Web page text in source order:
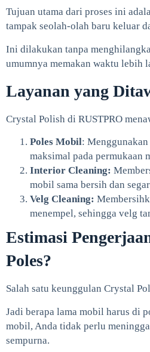
Tujuan utama dari proses ini
tampak seolah-olah baru keluar
Ini dilakukan tanpa
umumnya memakan waktu lebih
Layanan yang
Crystal Polish di RUSTPRO
Poles Mobil:
maksimal pada permukaan
Interior Cleaning:
mobil sama bersih dan
Velg Cleaning:
menempel, sehingga velg
Estimasi
Poles?
Salah satu keunggulan Crystal
Jadi berapa lama mobil harus di
mobil, Anda tidak perlu
sempurna.